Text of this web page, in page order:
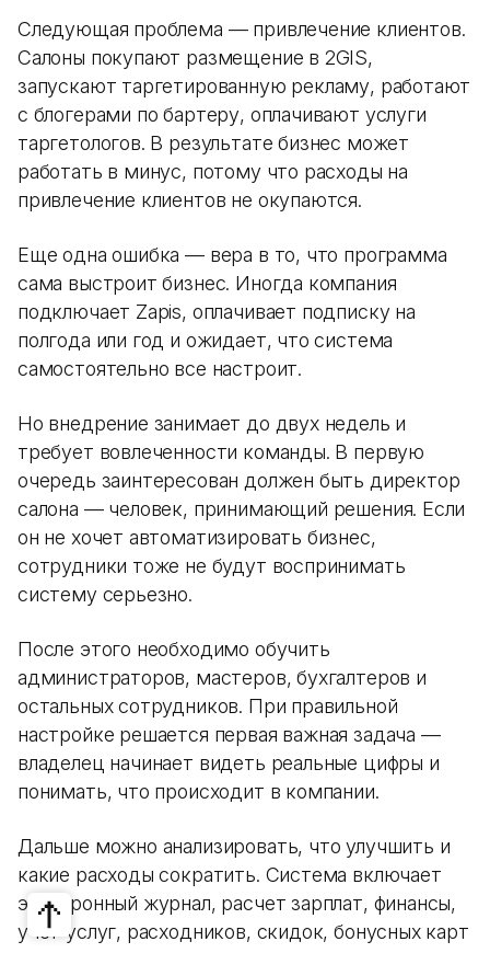
Следующая проблема — привлечение клиентов.
Салоны покупают размещение в 2GIS,
запускают таргетированную рекламу, работают
с блогерами по бартеру, оплачивают услуги
таргетологов. В результате бизнес может
работать в минус, потому что расходы на
привлечение клиентов не окупаются.
Еще одна ошибка — вера в то, что программа
сама выстроит бизнес. Иногда компания
подключает Zapis, оплачивает подписку на
полгода или год и ожидает, что система
самостоятельно все настроит.
Но внедрение занимает до двух недель и
требует вовлеченности команды. В первую
очередь заинтересован должен быть директор
салона — человек, принимающий решения. Если
он не хочет автоматизировать бизнес,
сотрудники тоже не будут воспринимать
систему серьезно.
После этого необходимо обучить
администраторов, мастеров, бухгалтеров и
остальных сотрудников. При правильной
настройке решается первая важная задача —
владелец начинает видеть реальные цифры и
понимать, что происходит в компании.
Дальше можно анализировать, что улучшить и
какие расходы сократить. Система включает
электронный журнал, расчет зарплат, финансы,
учет услуг, расходников, скидок, бонусных карт